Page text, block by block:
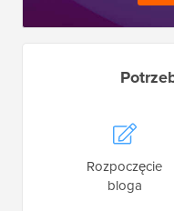
Rozpoczęcie
bloga